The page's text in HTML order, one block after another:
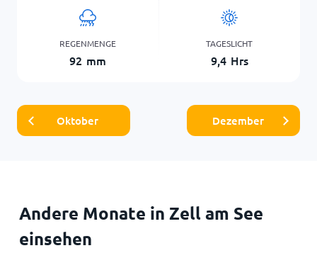
REGENMENGE
92 mm
TAGESLICHT
9,4 Hrs
Oktober Dezember
Andere Monate in Zell am See
einsehen